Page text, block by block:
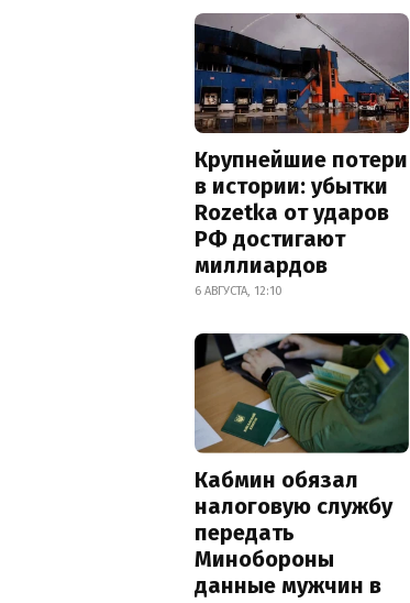
Крупнейшие потери
в истории: убытки
Rozetka от ударов
РФ достигают
миллиардов
6 АВГУСТА, 12:10
Кабмин обязал
налоговую службу
передать
Минобороны
данные мужчин в